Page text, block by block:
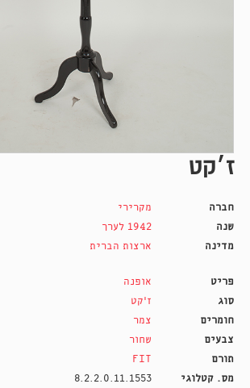
ז׳קט
חברה
מקרירי
שנה
1942 לערך
מדינה
ארצות הברית
פריט
אופנה
סוג
ז'קט
חומרים
צמר
צבעים
שחור
תורם
FIT
מס. קטלוגי
8.2.2.0.11.1553